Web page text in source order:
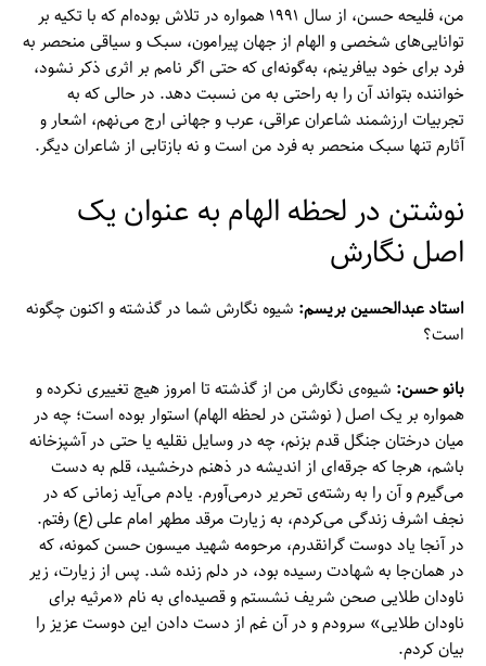
من، فليحه حسن، از سال ۱۹۹۱ همواره در تلاش بوده‌ام که با تکیه بر
توانایی‌های شخصی و الهام از جهان پیرامون، سبک و سیاقی منحصر به
فرد برای خود بیافرینم، به‌گونه‌ای که حتی اگر نامم بر اثری ذکر نشود،
خواننده بتواند آن را به راحتی به من نسبت دهد. در حالی که به
تجربیات ارزشمند شاعران عراقی، عرب و جهانی ارج می‌نهم، اشعار و
آثارم تنها سبک منحصر به فرد من است و نه بازتابی از شاعران دیگر.
نوشتن در لحظه الهام به عنوان یک
اصل نگارش
استاد عبدالحسین بریسم: شیوه نگارش شما در گذشته و اکنون چگونه
است؟
بانو حسن: شیوه‌ی نگارش من از گذشته تا امروز هیچ تغییری نکرده و
همواره بر یک اصل ( نوشتن در لحظه الهام) استوار بوده است؛ چه در
میان درختان جنگل قدم بزنم، چه در وسایل نقلیه یا حتی در آشپزخانه
باشم، هرجا که جرقه‌ای از اندیشه در ذهنم درخشید، قلم به دست
می‌گیرم و آن را به رشته‌ی تحریر درمی‌آورم. یادم می‌آید زمانی که در
نجف اشرف زندگی می‌کردم، به زیارت مرقد مطهر امام علی (ع) رفتم.
در آنجا یاد دوست گرانقدرم، مرحومه شهید میسون حسن کمونه، که
در همان‌جا به شهادت رسیده بود، در دلم زنده شد. پس از زیارت، زیر
ناودان طلایی صحن شریف نشستم و قصیده‌ای به نام «مرثیه برای
ناودان طلایی» سرودم و در آن غم از دست دادن این دوست عزیز را
بیان کردم.